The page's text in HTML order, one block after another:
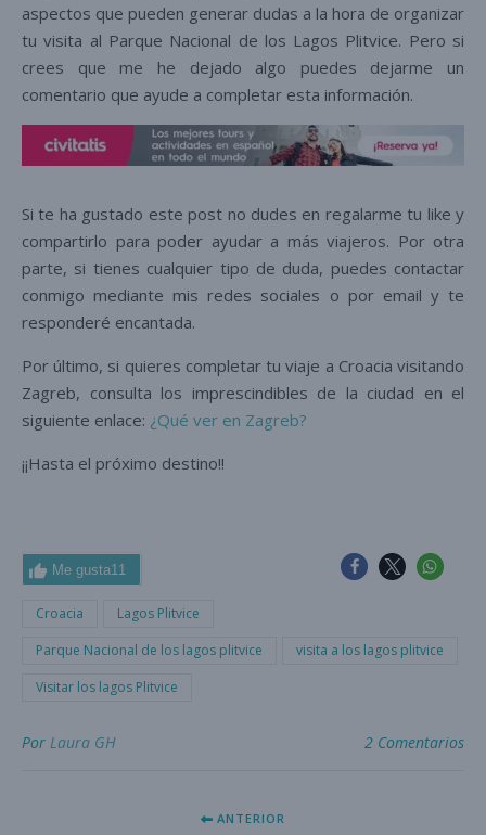
aspectos que pueden generar dudas a la hora de organizar
tu visita al Parque Nacional de los Lagos Plitvice. Pero si
crees que me he dejado algo puedes dejarme un
comentario que ayude a completar esta información.
Si te ha gustado este post no dudes en regalarme tu like y
compartirlo para poder ayudar a más viajeros. Por otra
parte, si tienes cualquier tipo de duda, puedes contactar
conmigo mediante mis redes sociales o por email y te
responderé encantada.
Por último, si quieres completar tu viaje a Croacia visitando
Zagreb, consulta los imprescindibles de la ciudad en el
siguiente enlace: ¿Qué ver en Zagreb?
¡¡Hasta el próximo destino!!
Me gusta11
Croacia
Lagos Plitvice
Parque Nacional de los lagos plitvice
visita a los lagos plitvice
Visitar los lagos Plitvice
Por Laura GH 2 Comentarios
ANTERIOR